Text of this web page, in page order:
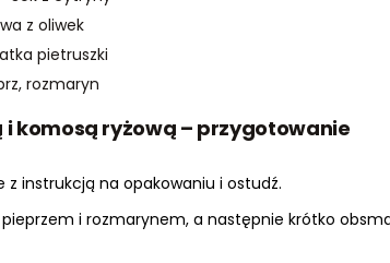
z oliwek
pietruszki
rozmaryn
i komosą ryżową – przygotowanie
z instrukcją na opakowaniu i ostudź.
pieprzem i rozmarynem, a następnie krótko